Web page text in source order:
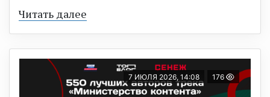
Читать далее
7 ИЮЛЯ 2026, 14:08 176